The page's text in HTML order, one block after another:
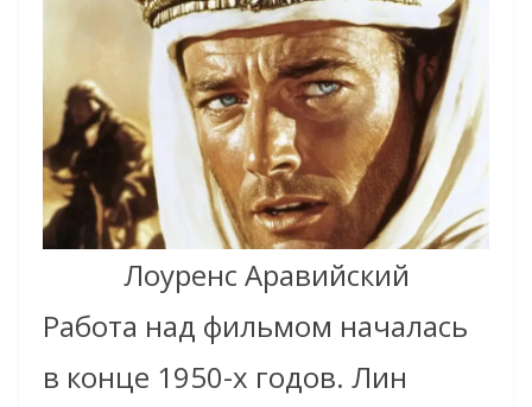
Лоуренс Аравийский
Работа над фильмом началась
в конце 1950-х годов. Лин